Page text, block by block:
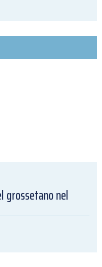
grossetano nel